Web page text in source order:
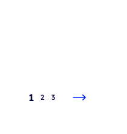
1 2 3